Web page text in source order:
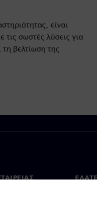
είναι
τις σωστές λύσεις για
βελτίωση της